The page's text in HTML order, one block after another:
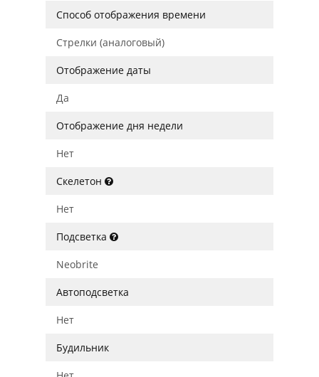
Способ отображения времени
Стрелки (аналоговый)
Отображение даты
Да
Отображение дня недели
Нет
Скелетон
Нет
Подсветка
Neobrite
Автоподсветка
Нет
Будильник